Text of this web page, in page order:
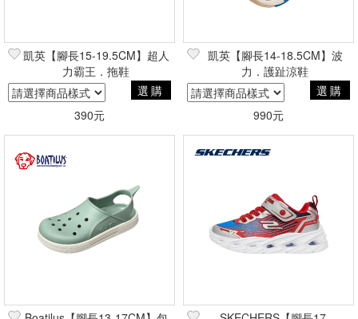
凱英【腳長15-19.5CM】超人
力霸王．拖鞋
選購
390元
凱英【腳長14-18.5CM】波
力．護趾涼鞋
選購
990元